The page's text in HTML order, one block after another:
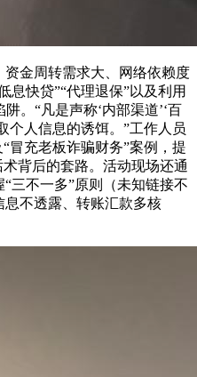
金周转需求大、网络依赖度
息快贷”“代理退保”以及利用
。“凡是声称‘内部渠道’‘百
个人信息的诱饵。”工作人员
冒充老板诈骗财务”案例，提
背后的套路。活动现场还通
三不一多”原则（未知链接不
息不透露、转账汇款多核